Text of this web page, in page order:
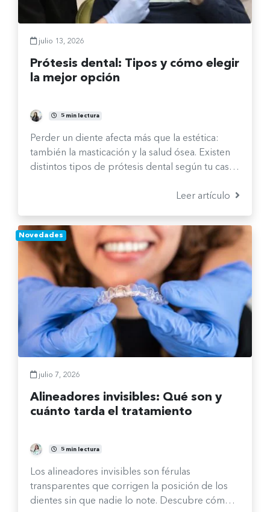
julio 13, 2026
Prótesis dental: Tipos y cómo elegir
la mejor opción
María José Castro Ávalos
5 min lectura
Perder un diente afecta más que la estética:
también la masticación y la salud ósea. Existen
distintos tipos de prótesis dental según tu caso.
Leer artículo
Novedades
julio 7, 2026
Alineadores invisibles: Qué son y
cuánto tarda el tratamiento
Gabriela Lorca Bocchieri
5 min lectura
Los alineadores invisibles son férulas
transparentes que corrigen la posición de los
dientes sin que nadie lo note. Descubre cómo